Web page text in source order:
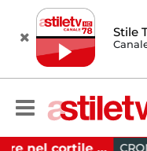
Stile
Salerno, cadavere nel cortile di un palazzo: indaga la Polizia CRONACA